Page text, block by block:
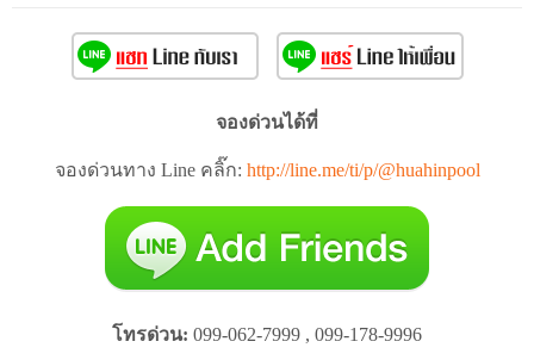
จองด่วนได้ที่
จองด่วนทาง Line คลิ๊ก: http://line.me/ti/p/@huahinpool
โทรด่วน: 099-062-7999 , 099-178-9996